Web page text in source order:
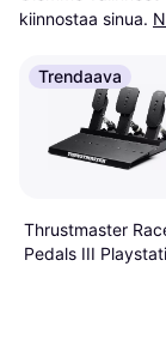
kiinnostaa sinua.
Trendaava
Thrustmaster
Pedals III